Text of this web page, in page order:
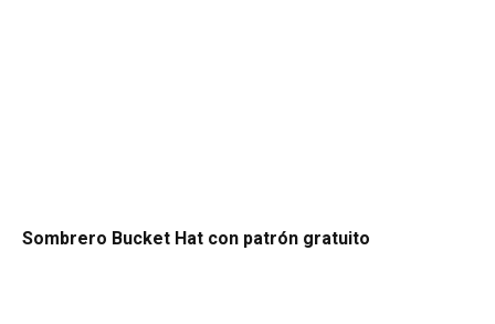
Sombrero Bucket Hat con patrón gratuito